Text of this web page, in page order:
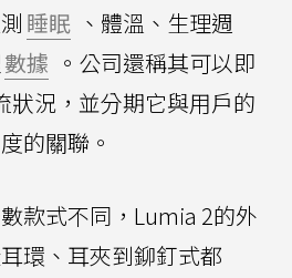
睡眠 、體溫、生理週
數據 。公司還稱其可以即
狀況，並分期它與用戶的
的關聯。
款式不同，Lumia 2的外
環、耳夾到鉚釘式都